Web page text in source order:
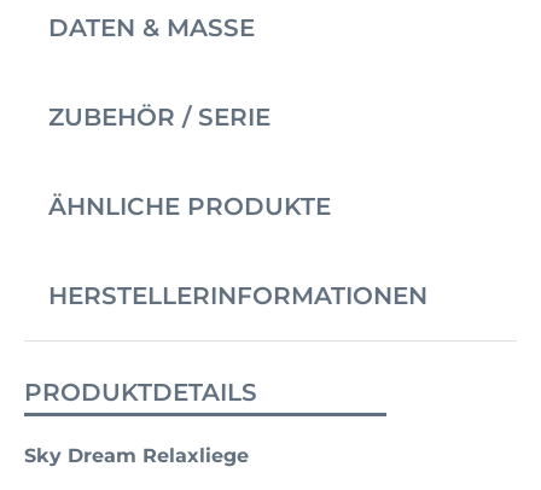
DATEN & MASSE
ZUBEHÖR / SERIE
ÄHNLICHE PRODUKTE
HERSTELLERINFORMATIONEN
PRODUKTDETAILS
Sky Dream Relaxliege